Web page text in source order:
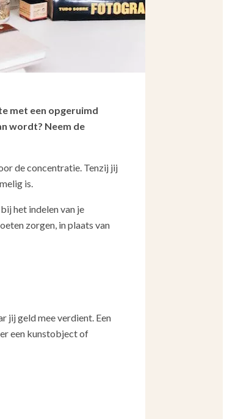
met een opgeruimd
wordt? Neem de
de concentratie. Tenzij jij
is.
het indelen van je
zorgen, in plaats van
jij geld mee verdient. Een
een kunstobject of